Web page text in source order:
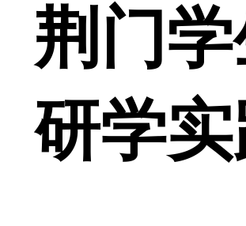
荆门
研学